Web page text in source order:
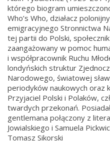
którego biogram
Who’s Who, działacz
emigracyjnego Stronnictwa
tej partii do Polski,
zaangażowany w pomoc
i współpracownik Ruchu
londyńskich struktur
Narodowego, światowej
periodyków naukowych oraz
Przyjaciel Polski i Polaków,
twardych przekonań.
gentlemana połączony z
Jowialskiego i Samuela
Tomasz Sikorski